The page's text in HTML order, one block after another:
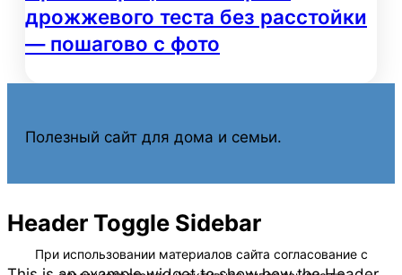
дрожжевого теста без расстойки
— пошагово с фото
Полезный сайт для дома и семьи.
Header Toggle Sidebar